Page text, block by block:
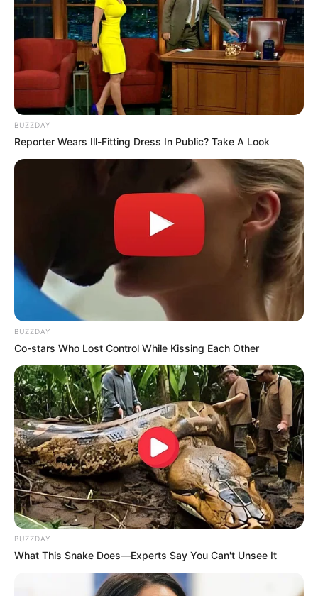
BUZZDAY
Reporter Wears Ill-Fitting Dress In Public? Take A Look
BUZZDAY
Co-stars Who Lost Control While Kissing Each Other
BUZZDAY
What This Snake Does—Experts Say You Can't Unsee It